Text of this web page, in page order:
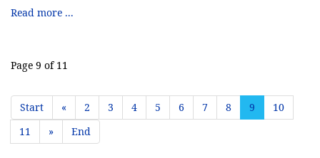
Read more ...
Page 9 of 11
Start « 2 3 4 5 6 7 8 9
10
11
» End